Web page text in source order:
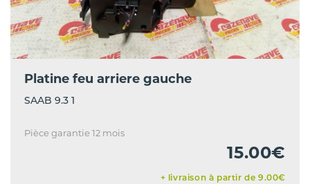
Platine feu arriere gauche
SAAB 9.3 1
Pièce garantie 12 mois
15.00€
+ livraison à partir de 9.00€